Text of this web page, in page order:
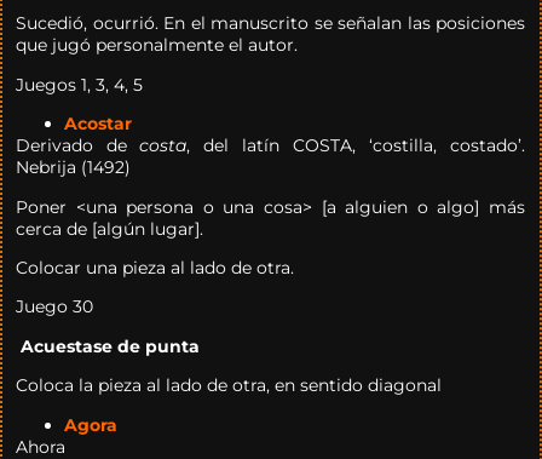
Sucedió, ocurrió. En el manuscrito se señalan las posiciones
que jugó personalmente el autor.
Juegos 1, 3, 4, 5
Acostar
Derivado decosta, del latín COSTA, ‘costilla, costado’.
Nebrija (1492)
Poner <una persona o una cosa> [a alguien o algo] más
cerca de [algún lugar].
Colocar una pieza al lado de otra.
Juego 30
Acuestase de punta
Coloca la pieza al lado de otra, en sentido diagonal
Agora
Ahora